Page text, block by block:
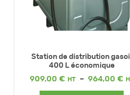
Station de distribution gasoil
400 L économique
909,00 € – 964,00 €